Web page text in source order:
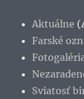
Aktuálne
Farské
Sviatosť